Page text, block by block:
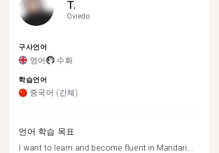
T.
Oviedo
구사언어
영어 수화
학습언어
중국어 (간체)
언어 학습 목표
I want to learn and become fluent in Mandari...